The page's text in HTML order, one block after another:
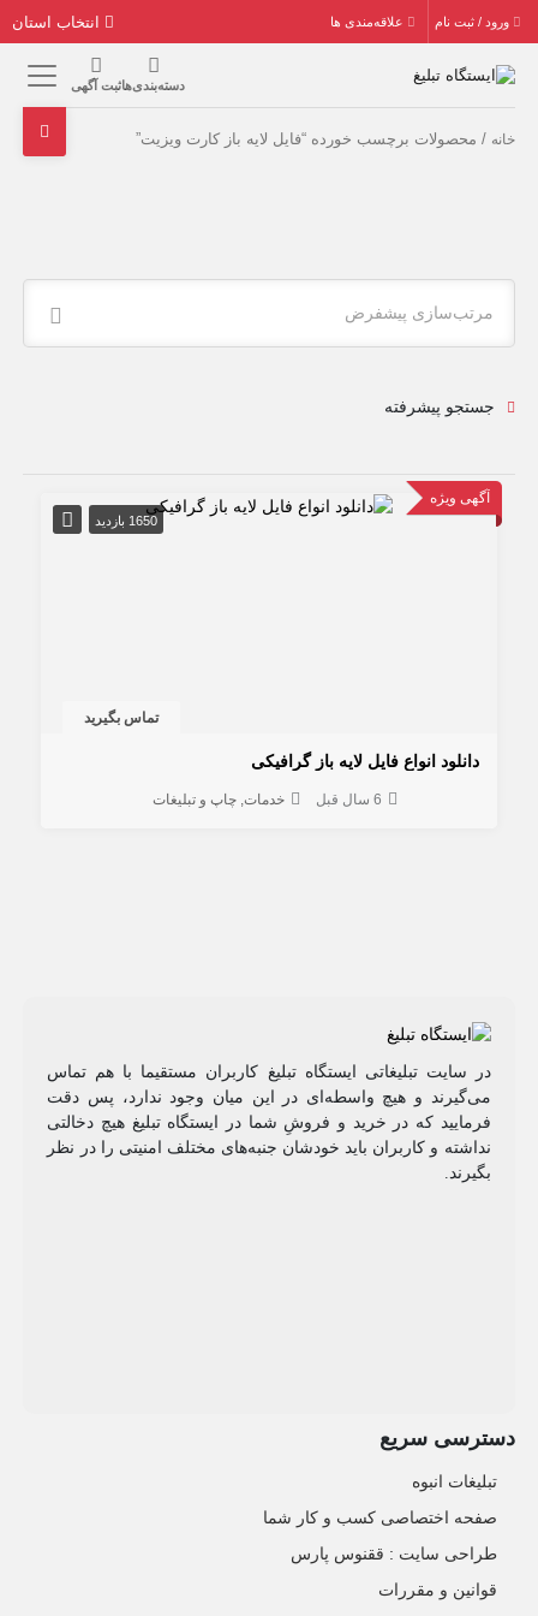
ورود / ثبت نام علاقه‌مندی ها
دسته‌بندی‌هاثبت آگهی
خانه / محصولات برچسب خورده “فایل لایه باز کارت ویزیت”
مرتب‌سازی پیشفرض
جستجو پیشرفته
آگهی ویژه
1650 بازدید
تماس بگیرید
دانلود انواع فایل لایه باز گرافیکی
6 سال قبل خدمات چاپ و تبلیغات
در سایت تبلیغاتی ایستگاه تبلیغ کاربران مستقیما با هم تماس
می‌گیرند و هیچ واسطه‌ای در این میان وجود ندارد، پس دقت
فرمایید که در خرید و فروشِ شما در ایستگاه تبلیغ هیچ دخالتی
نداشته و کاربران باید خودشان جنبه‌های مختلف امنیتی را در نظر
بگیرند.
دسترسی سریع
تبلیغات انبوه
صفحه اختصاصی کسب و کار شما
طراحی سایت :‌ ققنوس پارس
قوانین و مقررات